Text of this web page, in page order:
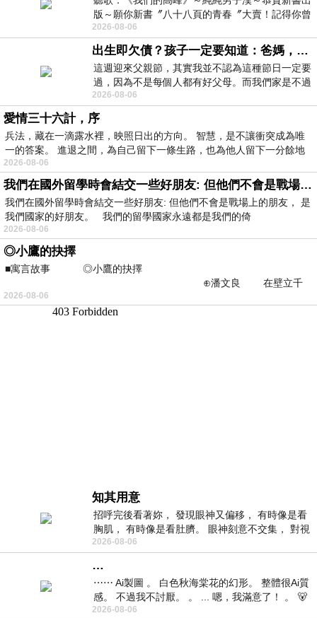
版～願你新書〞八十八頁的青春〞大賣！記得你曾
經在我的版留言…「好讚的圖^^感覺大家
2026-08-06
出生即欠債？孩子一定要知道：爸媽，其實我不欠你們
這週迎來父親節，其實我並不認為這種節日一定要
過，因為不是每個人都有好父母。而我們家是不過
節的，平時也沒什麼儀式感，生活趨近冷
2026-08-06
愛情三十六計，序
兵法，藏在一滴露水裡，映照日出的方向。 智慧，是不讓衝突成為唯
一的答案。 進退之間，為自己留下一條生路，也為他人留下一分餘地
2026-08-06
我們在國外留學時會結交一些好朋友: 但他們不會是戰場上的朋友
我們在國外留學時會結交一些好朋友: 但他們不會是戰場上的朋友， 是
我們國家的好朋友。 我們的留學國家永遠都是我們的倚
2026-08-06
◎小鷹的抉擇
■寓言故事 ◎小鷹的抉擇
⊕潘文良 在壁立千
仞的懸崖上，有一座遮天蔽
2026-08-06
知其用意
招呼完後看著妳， 發現眼神又偏移， 有時像是看
胸肌， 有時像是看肚臍。 眼神刻意不交集， 對視
視線不對齊， 讓我很難不
2026-08-06
…
⋯⋯ Ai製圖 。 白色秋海棠花的幻形。 整體很Ai質
感。 不過我不討厭。 。 ... 嗯，我滿意了！ 。 🐻
昨中
2026-08-06